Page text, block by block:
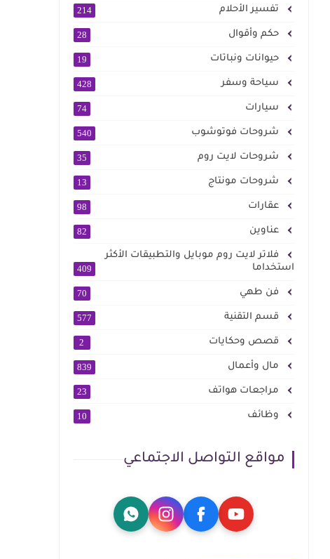
تفسير الأحلام 214
حكم وأقوال 28
حيوانات ونباتات 19
سياحة وسفر 428
سيارات 74
شروحات فوتوشوب 540
شروحات لايت روم 35
شروحات مونتاج 13
عقارات 98
عناوين 82
فلاتر لايت روم موبايل والتطبيقات الأكثر
استخداما
409
فن طهي 70
قسم التقنية 577
قصص وحكايات 2
مال وأعمال 839
مراجعات هواتف 23
وظائف 10
مواقع التواصل الاجتماعي